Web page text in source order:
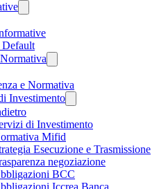
e Normativa
Investimento
di Investimento
Mifid
Esecuzione e Trasmissione
negoziazione
BCC
Iccrea Banca